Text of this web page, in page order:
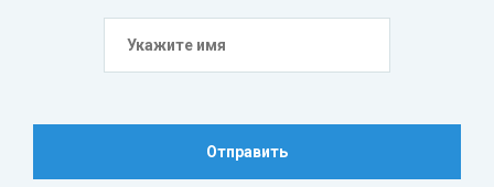
Отправить